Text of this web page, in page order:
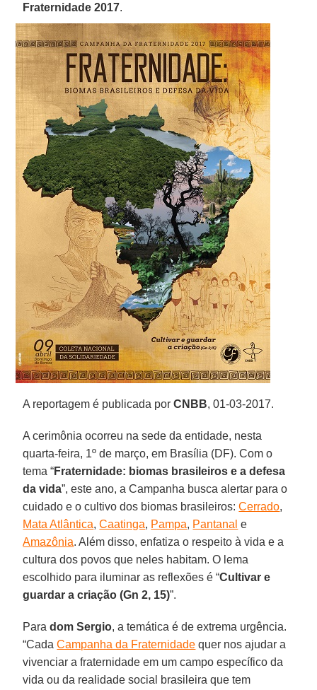
Fraternidade 2017.
A reportagem é publicada porCNBB, 01-03-2017.
A cerimônia ocorreu na sede da entidade, nesta
quarta-feira, 1º de março, em Brasília (DF). Com o
tema “Fraternidade: biomas brasileiros e a defesa
da vida”, este ano, a Campanha busca alertar para o
cuidado e o cultivo dos biomas brasileiros:Cerrado,
Mata Atlântica, Caatinga, Pampa, Pantanal e
Amazônia. Além disso, enfatiza o respeito à vida e a
cultura dos povos que neles habitam. O lema
escolhido para iluminar as reflexões é “Cultivar e
guardar a criação (Gn 2, 15)”.
Paradom Sergio, a temática é de extrema urgência.
“CadaCampanha da Fraternidade quer nos ajudar a
vivenciar a fraternidade em um campo específico da
vida ou da realidade social brasileira que tem